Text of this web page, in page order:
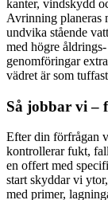
kanter, vindskydd
Avrinning planeras
undvika stående
med högre
genomföringar
vädret är som
Så jobbar vi –
Efter din förfrågan
kontrollerar fukt,
en offert med
start skyddar vi
med primer,